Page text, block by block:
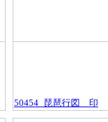
50454_琵琶行図＿印